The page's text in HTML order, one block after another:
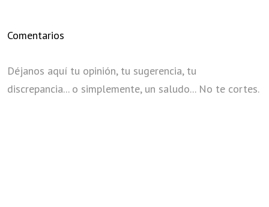
Comentarios
Déjanos aquí tu opinión, tu sugerencia, tu
discrepancia... o simplemente, un saludo... No te cortes.